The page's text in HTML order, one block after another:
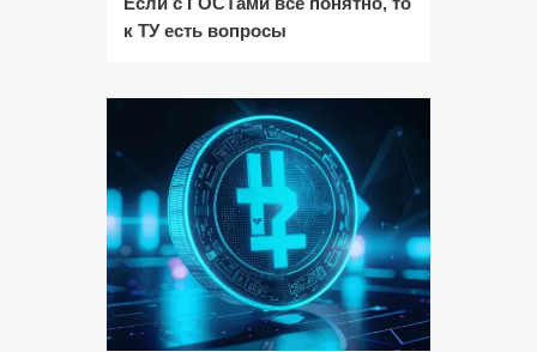
к ТУ есть вопросы